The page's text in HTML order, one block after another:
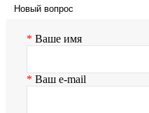
Новый вопрос
Ваше имя
Ваш e-mail